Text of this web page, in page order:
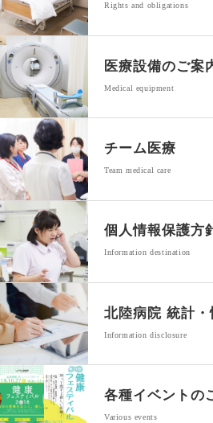
Rights and obligations
医療設備のご案
Medical equipment
チーム医療
Team medical care
個人情報保護方
Information destination
北陸病院 統計・
Information disclosure
各種イベントの
Various events